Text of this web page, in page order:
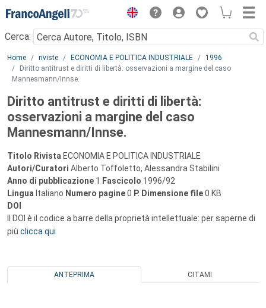
Menu
Cerca:
Main content
Home riviste ECONOMIA E POLITICA INDUSTRIALE
1996
Diritto antitrust e diritti di libertà: osservazioni a margine del caso
Mannesmann/Innse.
Diritto antitrust e diritti di libertà:
osservazioni a margine del caso
Mannesmann/Innse.
Titolo Rivista ECONOMIA E POLITICA INDUSTRIALE
Autori/Curatori Alberto Toffoletto, Alessandra Stabilini
Anno di pubblicazione 1 Fascicolo 1996/92
Lingua Italiano Numero pagine0 P. Dimensione file0 KB
DOI
Il DOI è il codice a barre della proprietà intellettuale: per saperne di
più clicca qui
ANTEPRIMA CITAMI